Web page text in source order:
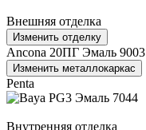
Внешняя отделка
Изменить отделку
Ancona 20ПГ Эмаль 9003
Изменить металлокаркас
Penta
Внутренняя отделка